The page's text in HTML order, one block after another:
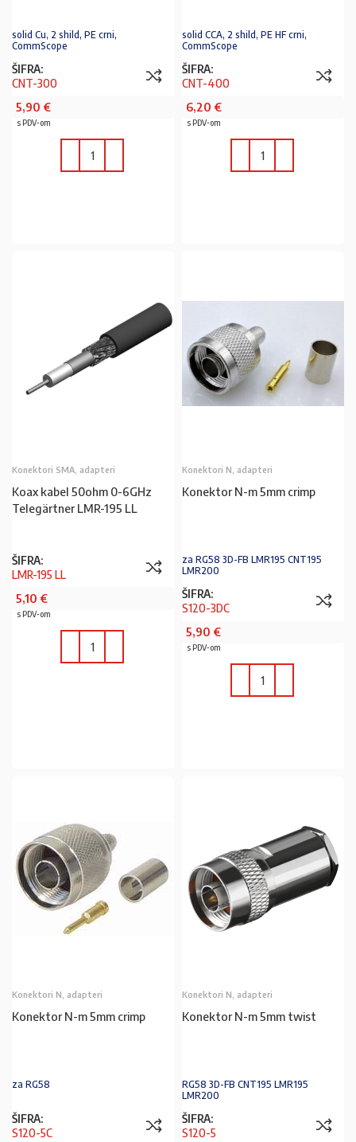
solid Cu, 2 shild, PE crni,
CommScope
ŠIFRA:
CNT-300
5,90 €
s PDV-om
solid CCA, 2 shild, PE HF crni,
CommScope
ŠIFRA:
CNT-400
6,20 €
s PDV-om
Konektori SMA, adapteri
Koax kabel 50ohm 0-6GHz
Telegärtner LMR-195 LL
ŠIFRA:
LMR-195 LL
5,10 €
s PDV-om
Konektori N, adapteri
Konektor N-m 5mm crimp
za RG58 3D-FB LMR195 CNT195
LMR200
ŠIFRA:
S120-3DC
5,90 €
s PDV-om
Konektori N, adapteri
Konektor N-m 5mm crimp
za RG58
ŠIFRA:
S120-5C
Konektori N, adapteri
Konektor N-m 5mm twist
RG58 3D-FB CNT195 LMR195
LMR200
ŠIFRA:
S120-5